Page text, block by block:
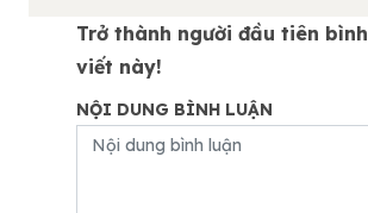
Trở thành người đầu tiên
viết này!
NỘI DUNG BÌNH LUẬN